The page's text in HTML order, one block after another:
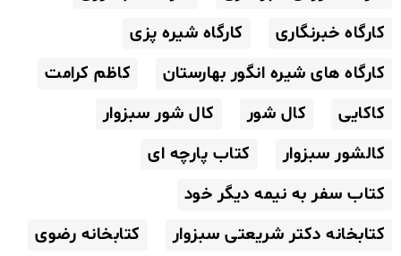
کارگاه خبرنگاری
کارگاه شیره پزی
کارگاه های شیره انگور بهارستان
کاظم کرامت
کاکایی
کال شور
کال شور سبزوار
کالشور سبزوار
کتاب پارچه ای
کتاب سفر به نیمه دیگر خود
کتابخانه دکتر شریعتی سبزوار
کتابخانه رضوی